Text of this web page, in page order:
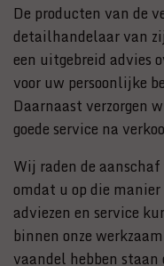
De producten van de
detailhandelaar van
een uitgebreid advies
voor uw persoonlijke
Daarnaast verzorgen
goede service na
Wij raden de
omdat u op die
adviezen en service
binnen onze
vaandel hebben